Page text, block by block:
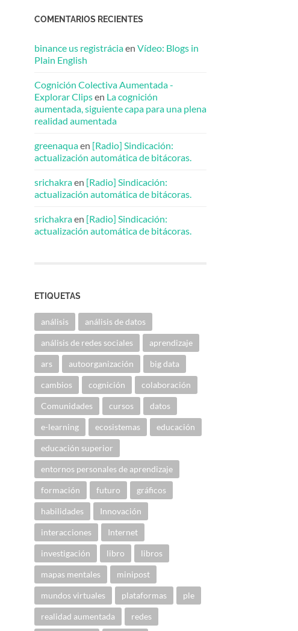
COMENTARIOS RECIENTES
binance us registráciaen Vídeo: Blogs in
Plain English
Cognición Colectiva Aumentada -
Explorar Clipsen La cognición
aumentada, siguiente capa para una plena
realidad aumentada
greenaquaen [Radio] Sindicación:
actualización automática de bitácoras.
srichakraen [Radio] Sindicación:
actualización automática de bitácoras.
srichakraen [Radio] Sindicación:
actualización automática de bitácoras.
ETIQUETAS
análisis análisis de datos
análisis de redes sociales aprendizaje
ars autoorganización big data
cambios cognición colaboración
Comunidades cursos datos
e-learning ecosistemas educación
educación superior
entornos personales de aprendizaje
formación futuro gráficos
habilidades Innovación
interacciones Internet
investigación libro libros
mapas mentales minipost
mundos virtuales plataformas ple
realidad aumentada redes